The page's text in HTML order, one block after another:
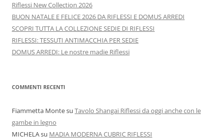
Riflessi New Collection 2026
BUON NATALE E FELICE 2026 DA RIFLESSI E DOMUS ARREDI
SCOPRI TUTTA LA COLLEZIONE SEDIE DI RIFLESSI
RIFLESSI: TESSUTI ANTIMACCHIA PER SEDIE
DOMUS ARREDI: Le nostre madie Riflessi
COMMENTI RECENTI
Fiammetta Montesu Tavolo Shangai Riflessi da oggi anche con le
gambe in legno
MICHELAsu MADIA MODERNA CUBRIC RIFLESSI